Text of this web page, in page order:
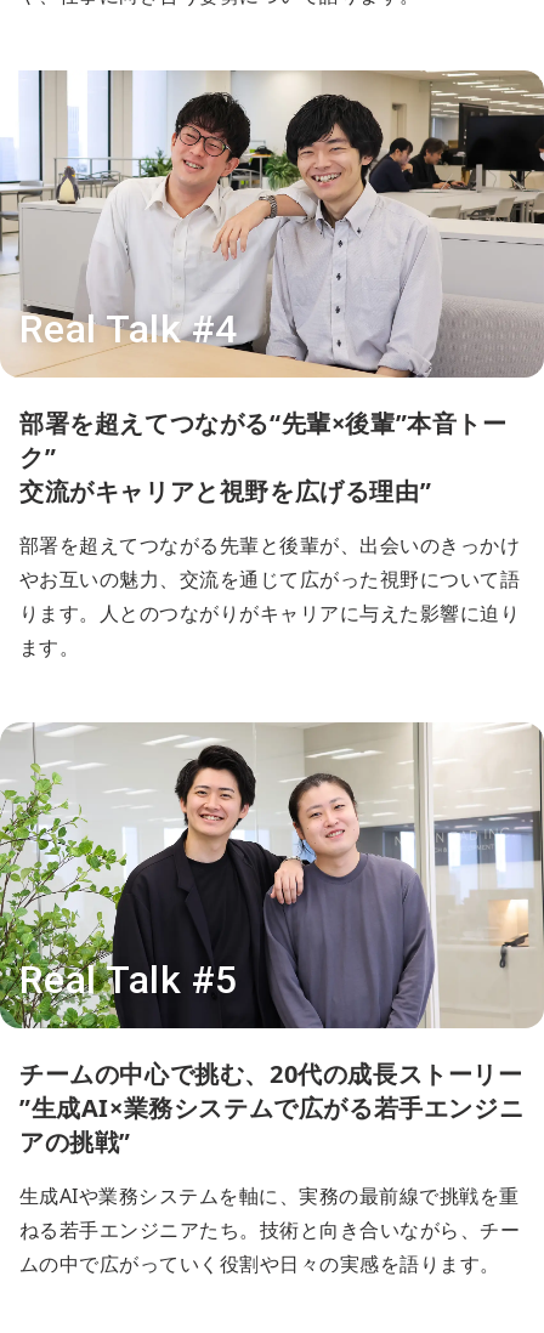
Real Talk #4
部署を超えてつながる“先輩×後輩”本音トー
ク”
交流がキャリアと視野を広げる理由”
部署を超えてつながる先輩と後輩が、出会いのきっかけ
やお互いの魅力、交流を通じて広がった視野について語
ります。人とのつながりがキャリアに与えた影響に迫り
ます。
Real Talk #5
チームの中心で挑む、20代の成長ストーリー
”生成AI×業務システムで広がる若手エンジニ
アの挑戦”
生成AIや業務システムを軸に、実務の最前線で挑戦を重
ねる若手エンジニアたち。技術と向き合いながら、チー
ムの中で広がっていく役割や日々の実感を語ります。